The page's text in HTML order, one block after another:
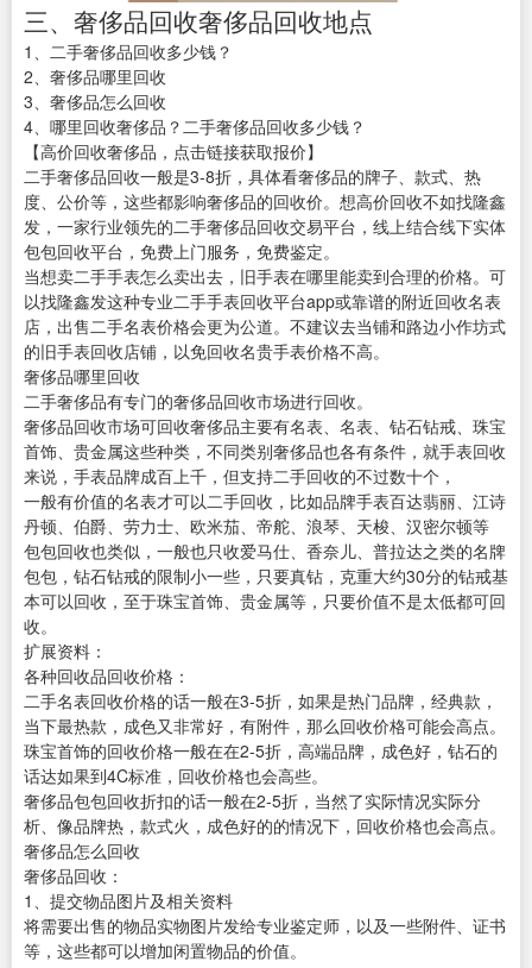
三、奢侈品回收奢侈品回收地点
1、二手奢侈品回收多少钱？
2、奢侈品哪里回收
3、奢侈品怎么回收
4、哪里回收奢侈品？ 二手奢侈品回收多少钱？
【高价回收奢侈品，点击链接获取报价】
二手奢侈品回收一般是3-8折，具体看奢侈品的牌子、款式、热
度、公价等，这些都影响奢侈品的回收价。想高价回收不如找隆鑫
发，一家行业领先的二手奢侈品回收交易平台，线上结合线下实体
包包回收平台，免费上门服务，免费鉴定。
当想卖二手手表怎么卖出去，旧手表在哪里能卖到合理的价格。可
以找隆鑫发这种专业二手手表回收平台app或靠谱的附近回收名表
店，出售二手名表价格会更为公道。不建议去当铺和路边小作坊式
的旧手表回收店铺，以免回收名贵手表价格不高。
奢侈品哪里回收
二手奢侈品有专门的奢侈品回收市场进行回收。
奢侈品回收市场可回收奢侈品主要有名表、名表、钻石钻戒、珠宝
首饰、贵金属这些种类，不同类别奢侈品也各有条件，就手表回收
来说，手表品牌成百上千，但支持二手回收的不过数十个，
一般有价值的名表才可以二手回收，比如品牌手表百达翡丽、江诗
丹顿、伯爵、劳力士、欧米茄、帝舵、浪琴、天梭、汉密尔顿等
包包回收也类似，一般也只收爱马仕、香奈儿、普拉达之类的名牌
包包，钻石钻戒的限制小一些，只要真钻，克重大约30分的钻戒基
本可以回收，至于珠宝首饰、贵金属等，只要价值不是太低都可回
收。
扩展资料：
各种回收品回收价格：
二手名表回收价格的话一般在3-5折，如果是热门品牌，经典款，
当下最热款，成色又非常好，有附件，那么回收价格可能会高点。
珠宝首饰的回收价格一般在在2-5折，高端品牌，成色好，钻石的
话达如果到4C标准，回收价格也会高些。
奢侈品包包回收折扣的话一般在2-5折，当然了实际情况实际分
析、像品牌热，款式火，成色好的的情况下，回收价格也会高点。
奢侈品怎么回收
奢侈品回收：
1、提交物品图片及相关资料
将需要出售的物品实物图片发给专业鉴定师，以及一些附件、证书
等，这些都可以增加闲置物品的价值。